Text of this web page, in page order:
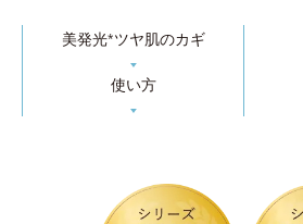
美発光*ツヤ肌のカギ
▼
使い方
▼